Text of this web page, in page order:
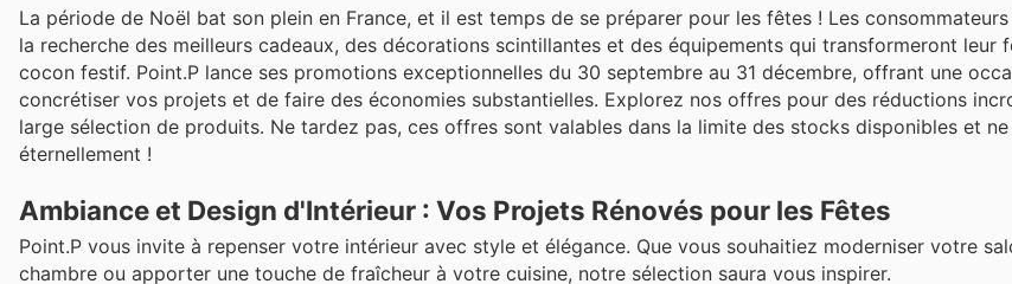
La période de Noël bat son plein en France, et il est temps de se préparer pour les fêtes ! Les
la recherche des meilleurs cadeaux, des décorations scintillantes et des équipements qui transformeront leur
cocon festif. Point.P lance ses promotions exceptionnelles du 30 septembre au 31 décembre, offrant une
concrétiser vos projets et de faire des économies substantielles. Explorez nos offres pour des réductions
large sélection de produits. Ne tardez pas, ces offres sont valables dans la limite des stocks disponibles et
éternellement !
Ambiance et Design d'Intérieur : Vos Projets Rénovés pour les Fêtes
Point.P vous invite à repenser votre intérieur avec style et élégance. Que vous souhaitiez moderniser votre
chambre ou apporter une touche de fraîcheur à votre cuisine, notre sélection saura vous inspirer.